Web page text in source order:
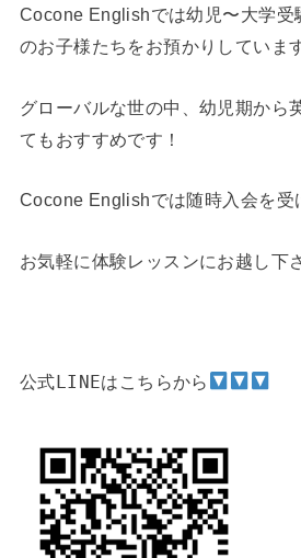
Cocone Englishでは幼児〜大学受
のお子様たちをお預かりしていま
グローバルな世の中、幼児期から
てもおすすめです！
Cocone Englishでは随時入会を受
お気軽に体験レッスンにお越し下
公式LINEはこちらから